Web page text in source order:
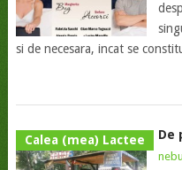
si de necesara, incat se
Calea (mea) Lactee De